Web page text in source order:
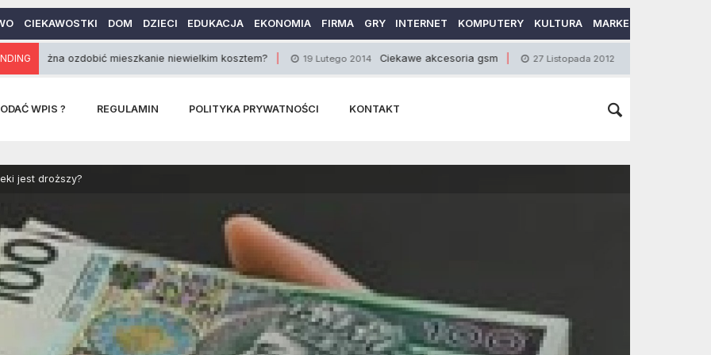
CIEKAWOSTKI DOM DZIECI EDUKACJA EKONOMIA FIRMA GRY INTERNET KOMPUTERY KULTURA MARKETING
ozdobić mieszkanie niewielkim kosztem? 19 Lutego 2014 Ciekawe akcesoria gsm 27 Listopada 2012 Kim jest mystery shopper?
WPIS ? REGULAMIN POLITYKA PRYWATNOŚCI KONTAKT
jest droższy?